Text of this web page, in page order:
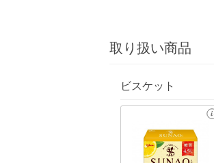
取り扱い商品
ビスケット